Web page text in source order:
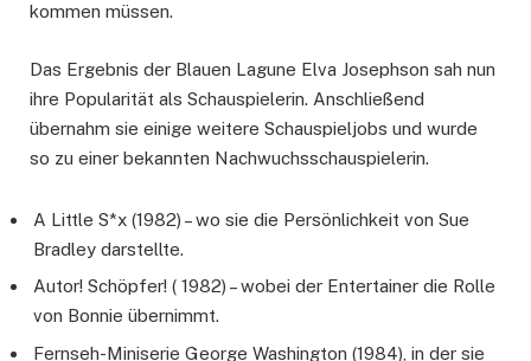
kommen müssen.
Das Ergebnis der Blauen Lagune Elva Josephson sah nun
ihre Popularität als Schauspielerin. Anschließend
übernahm sie einige weitere Schauspieljobs und wurde
so zu einer bekannten Nachwuchsschauspielerin.
A Little S*x (1982) – wo sie die Persönlichkeit von Sue
Bradley darstellte.
Autor! Schöpfer! ( 1982) – wobei der Entertainer die Rolle
von Bonnie übernimmt.
Fernseh-Miniserie George Washington (1984), in der sie